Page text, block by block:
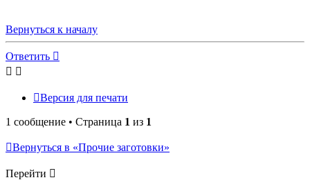
Вернуться к началу
Ответить
Версия для печати
1 сообщение • Страница 1 из 1
Вернуться в «Прочие заготовки»
Перейти